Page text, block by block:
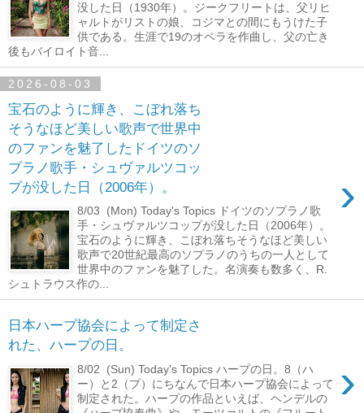
没した日（1930年）。ジークフリートは、父リヒ
ャルトがリストの娘、コジマとの間にもうけた子
供である。生涯で19のオペラを作曲し、父の亡き
後もバイロイト音...
2026-08-03
宝石のように輝き、こぼれ落ち
そうなほど美しい歌声で世界中
のファンを魅了したドイツのソ
プラノ歌手・シュヴァルツコッ
プが没した日（2006年）。
›
8/03 (Mon) Today's Topics ドイツのソプラノ歌
手・シュヴァルツコップが没した日（2006年）。
宝石のように輝き、こぼれ落ちそうなほど美しい
歌声で20世紀最高のソプラノのうちの一人として
世界中のファンを魅了した。名演奏も数多く、R.
シュトラウス作の...
日本ハープ協会によって制定さ
れた、ハープの日。
›
8/02 (Sun) Today's Topics ハープの日。8（ハ
ー）と2（プ）にちなんで日本ハープ協会によって
制定された。ハープの作品といえば、ヘンデルの